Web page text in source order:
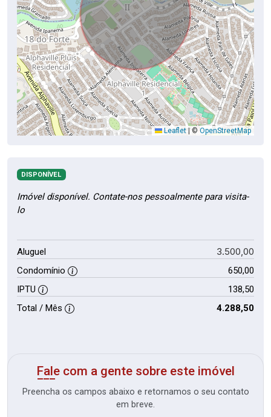
Leaflet |©OpenStreetMap
DISPONÍVEL
Imóvel disponível. Contate-nos pessoalmente para visita-
lo
Aluguel 3.500,00
Condomínio
650,00
IPTU
138,50
Total / Mês
4.288,50
Fale com a gente sobre este imóvel
Preencha os campos abaixo e retornamos o seu contato
em breve.